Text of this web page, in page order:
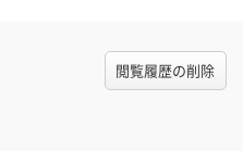
閲覧履歴の削除